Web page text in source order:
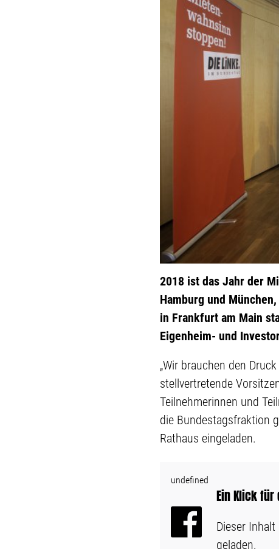
2018 ist das Jahr der
Hamburg und
in Frankfurt am Main
Eigenheim- und
„Wir brauchen den
stellvertretende
Teilnehmerinnen und
die Bundestagsfraktion
Rathaus eingeladen.
undefined
Ein Klick für
Dieser
geladen.